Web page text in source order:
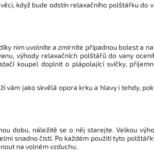
když bude odstín relaxačního polštářku do
nim uvolníte a zmírníte případnou bolest a
výhody relaxačních polštářů do vany
koupel doplnit o plápolající svíčky,
vám jako skvělá opora krku a hlavy i tehdy,
dobu, náležitě se o něj starejte. Velkou
snadno čistí. Po každém použití tyto
na volném vzduchu.